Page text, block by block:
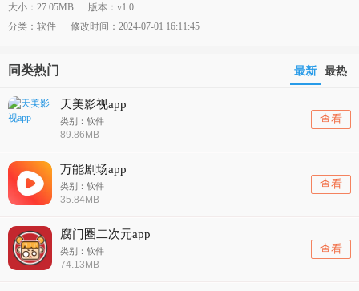
大小：27.05MB
版本：v1.0
分类：软件
修改时间：2024-07-01 16:11:45
同类热门 最新 最热
天美影视app
类别：软件
89.86MB
查看
万能剧场app
类别：软件
35.84MB
查看
腐门圈二次元app
类别：软件
74.13MB
查看